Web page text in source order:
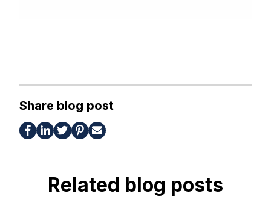
Share blog post
Related blog posts